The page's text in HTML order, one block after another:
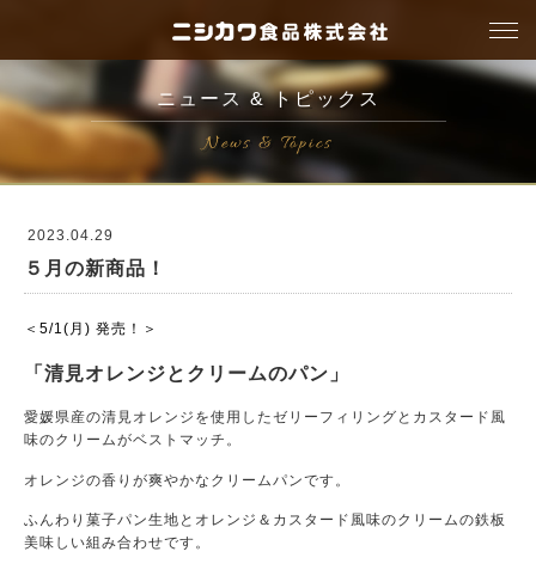
ニュース & トピックス
News & Topics
2023.04.29
５月の新商品！
＜5/1(月) 発売！＞
「清見オレンジとクリームのパン」
愛媛県産の清見オレンジを使用したゼリーフィリングとカスタード風
味のクリームがベストマッチ。
オレンジの香りが爽やかなクリームパンです。
ふんわり菓子パン生地とオレンジ＆カスタード風味のクリームの鉄板
美味しい組み合わせです。